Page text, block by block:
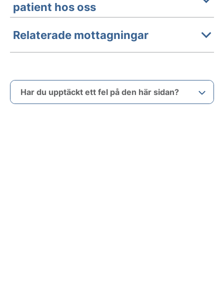
patient hos oss
Relaterade mottagningar
Har du upptäckt ett fel på den här sidan?